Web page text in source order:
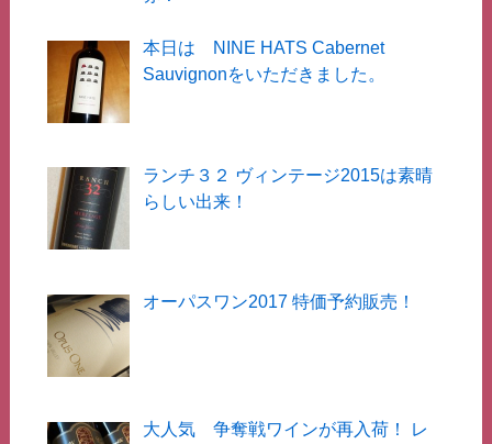
本日は NINE HATS Cabernet
Sauvignonをいただきました。
ランチ３２ ヴィンテージ2015は素晴
らしい出来！
オーパスワン2017 特価予約販売！
大人気 争奪戦ワインが再入荷！ レ